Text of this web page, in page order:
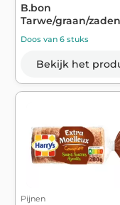
B.bon
Tarwe/graan/
Doos van 6 stuks
Bekijk het
Pijnen